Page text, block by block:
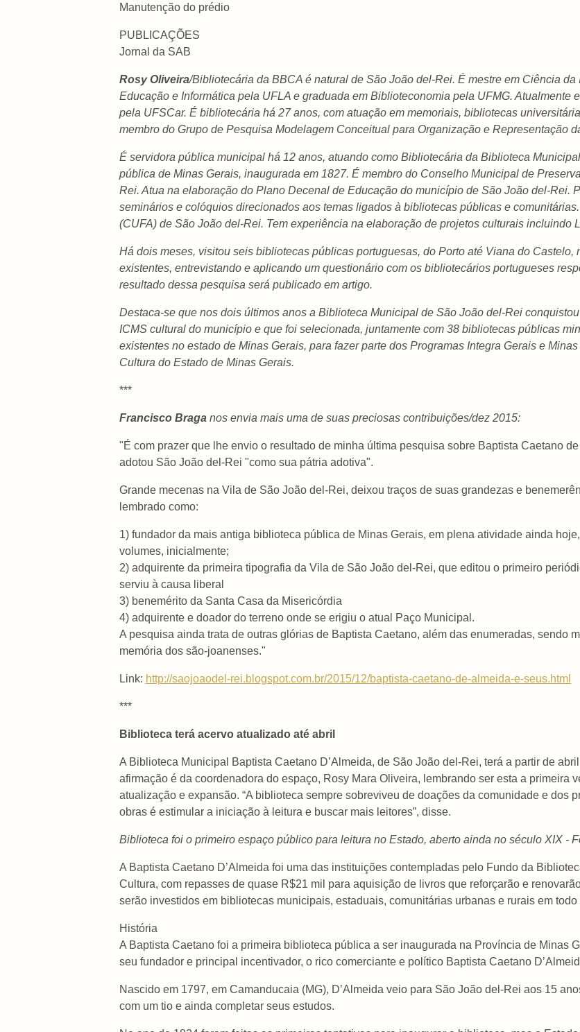
Manutenção do prédio
PUBLICAÇÕES
Jornal da SAB
Rosy Oliveira/Bibliotecária da BBCA é natural de São João del-Rei. É mestre em Ciência
Educação e Informática pela UFLA e graduada em Biblioteconomia pela UFMG. Atualmente
pela UFSCar. É bibliotecária há 27 anos, com atuação em memoriais, bibliotecas
membro do Grupo de Pesquisa Modelagem Conceitual para Organização e Representação
É servidora pública municipal há 12 anos, atuando como Bibliotecária da Biblioteca
pública de Minas Gerais, inaugurada em 1827. É membro do Conselho Municipal de
Rei. Atua na elaboração do Plano Decenal de Educação do município de São João del-Rei.
seminários e colóquios direcionados aos temas ligados à bibliotecas públicas e
(CUFA) de São João del-Rei. Tem experiência na elaboração de projetos culturais incluindo
Há dois meses, visitou seis bibliotecas públicas portuguesas, do Porto até Viana do Castelo,
existentes, entrevistando e aplicando um questionário com os bibliotecários portugueses
resultado dessa pesquisa será publicado em artigo.
Destaca-se que nos dois últimos anos a Biblioteca Municipal de São João del-Rei
ICMS cultural do município e que foi selecionada, juntamente com 38 bibliotecas públicas
existentes no estado de Minas Gerais, para fazer parte dos Programas Integra Gerais e
Cultura do Estado de Minas Gerais.
***
Francisco Braga nos envia mais uma de suas preciosas contribuições/dez 2015:
"É com prazer que lhe envio o resultado de minha última pesquisa sobre Baptista Caetano
adotou São João del-Rei "como sua pátria adotiva".
Grande mecenas na Vila de São João del-Rei, deixou traços de suas grandezas e
lembrado como:
1) fundador da mais antiga biblioteca pública de Minas Gerais, em plena atividade ainda
volumes, inicialmente;
2) adquirente da primeira tipografia da Vila de São João del-Rei, que editou o primeiro
serviu à causa liberal
3) benemérito da Santa Casa da Misericórdia
4) adquirente e doador do terreno onde se erigiu o atual Paço Municipal.
A pesquisa ainda trata de outras glórias de Baptista Caetano, além das enumeradas, sendo
memória dos são-joanenses."
Link: http://saojoaodel-rei.blogspot.com.br/2015/12/baptista-caetano-de-almeida-e-seus.html
***
Biblioteca terá acervo atualizado até abril
A Biblioteca Municipal Baptista Caetano D’Almeida, de São João del-Rei, terá a partir de
afirmação é da coordenadora do espaço, Rosy Mara Oliveira, lembrando ser esta a primeira
atualização e expansão. “A biblioteca sempre sobreviveu de doações da comunidade e dos
obras é estimular a iniciação à leitura e buscar mais leitores”, disse.
Biblioteca foi o primeiro espaço público para leitura no Estado, aberto ainda no século XIX -
A Baptista Caetano D’Almeida foi uma das instituições contempladas pelo Fundo da
Cultura, com repasses de quase R$21 mil para aquisição de livros que reforçarão e
serão investidos em bibliotecas municipais, estaduais, comunitárias urbanas e rurais em todo
História
A Baptista Caetano foi a primeira biblioteca pública a ser inaugurada na Província de Minas
seu fundador e principal incentivador, o rico comerciante e político Baptista Caetano
Nascido em 1797, em Camanducaia (MG), D’Almeida veio para São João del-Rei aos 15
com um tio e ainda completar seus estudos.